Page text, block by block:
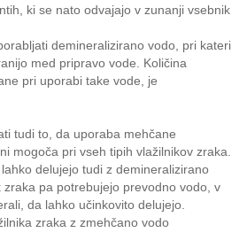
ki se nato odvajajo v zunanji vsebnik
demineralizirano vodo, pri kateri
med pripravo vode. Količina
pri uporabi take vode, je
tudi to, da uporaba mehčane
mogoča pri vseh tipih vlažilnikov zraka.
delujejo tudi z demineralizirano
zraka pa potrebujejo prevodno vodo, v
da lahko učinkovito delujejo.
zraka z zmehčano vodo